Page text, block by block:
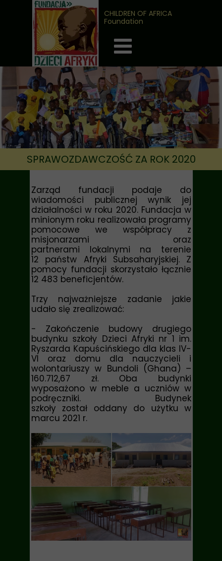
SPRAWOZDAWCZOŚĆ ZA ROK 2020
Zarząd fundacji podaje do
wiadomości publicznej wynik jej
działalności w roku 2020. Fundacja w
minionym roku realizowała programy
pomocowe we współpracy z
misjonarzami oraz
partnerami lokalnymi na terenie
12 państw Afryki Subsaharyjskiej. Z
pomocy fundacji skorzystało łącznie
12 483 beneficjentów.
Trzy najważniejsze zadanie jakie
udało się zrealizować:
- Zakończenie budowy drugiego
budynku szkoły Dzieci Afryki nr 1 im.
Ryszarda Kapuścińskiego dla klas IV-
VI oraz domu dla nauczycieli i
wolontariuszy w Bundoli (Ghana) –
160.712,67 zł. Oba budynki
wyposażono w meble a uczniów w
podręczniki. Budynek
szkoły został oddany do użytku w
marcu 2021 r.
CHILDREN OF AFRICA
Foundation